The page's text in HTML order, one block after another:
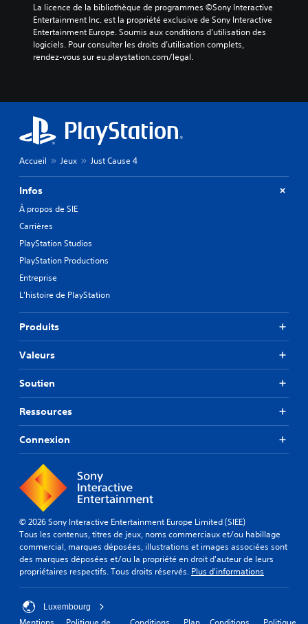
La licence de la bibliothèque de programmes ©Sony Interactive
Entertainment Inc. est la propriété exclusive de Sony Interactive
Entertainment Europe. Soumis aux conditions d’utilisation des
logiciels. Pour consulter les droits d’utilisation complets,
rendez-vous sur eu.playstation.com/legal.
Accueil Jeux Just Cause 4
Infos
À propos de SIE
Carrières
PlayStation Studios
PlayStation Productions
Entreprise
L'histoire de PlayStation
Produits
Valeurs
Soutien
Ressources
Connexion
© 2026 Sony Interactive Entertainment Europe Limited (SIEE)
Tous les contenus, titres de jeux, noms commerciaux et/ou habillage
commercial, marques déposées, illustrations et images associées sont
des marques déposées et/ou la propriété en droit d'auteur de leurs
propriétaires respectifs. Tous droits réservés. Plus d'informations
Luxembourg